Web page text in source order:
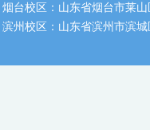
烟台校区：山东省烟台市莱
滨州校区：山东省滨州市滨